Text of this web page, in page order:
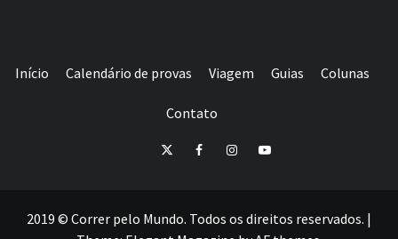
Início Calendário de provas Viagem Guias Colunas
Contato
TwitterFacebookInstagramYoutube
2019 © Correr pelo Mundo. Todos os direitos reservados. |